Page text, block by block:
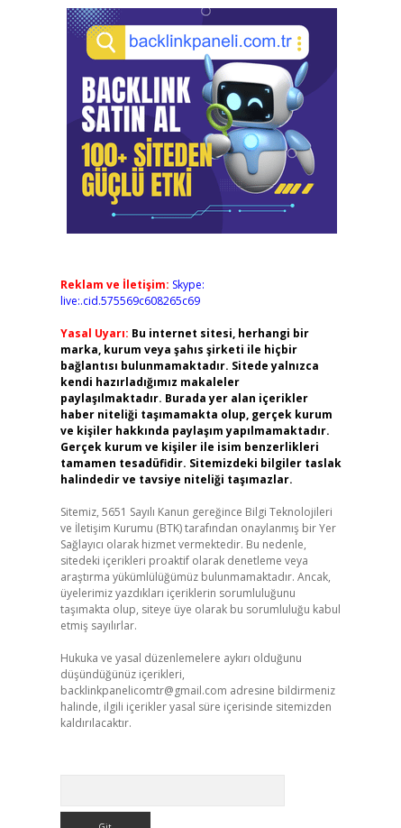
Reklam ve İletişim: Skype:
live:.cid.575569c608265c69
Yasal Uyarı: Bu internet sitesi, herhangi bir
marka, kurum veya şahıs şirketi ile hiçbir
bağlantısı bulunmamaktadır. Sitede yalnızca
kendi hazırladığımız makaleler
paylaşılmaktadır. Burada yer alan içerikler
haber niteliği taşımamakta olup, gerçek kurum
ve kişiler hakkında paylaşım yapılmamaktadır.
Gerçek kurum ve kişiler ile isim benzerlikleri
tamamen tesadüfidir. Sitemizdeki bilgiler taslak
halindedir ve tavsiye niteliği taşımazlar.
Sitemiz, 5651 Sayılı Kanun gereğince Bilgi Teknolojileri
ve İletişim Kurumu (BTK) tarafından onaylanmış bir Yer
Sağlayıcı olarak hizmet vermektedir. Bu nedenle,
sitedeki içerikleri proaktif olarak denetleme veya
araştırma yükümlülüğümüz bulunmamaktadır. Ancak,
üyelerimiz yazdıkları içeriklerin sorumluluğunu
taşımakta olup, siteye üye olarak bu sorumluluğu kabul
etmiş sayılırlar.
Hukuka ve yasal düzenlemelere aykırı olduğunu
düşündüğünüz içerikleri,
backlinkpanelicomtr@gmail.com adresine bildirmeniz
halinde, ilgili içerikler yasal süre içerisinde sitemizden
kaldırılacaktır.